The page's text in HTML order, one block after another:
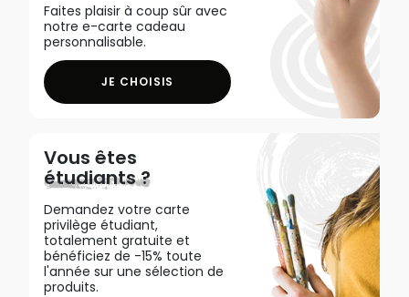
Faites plaisir à coup sûr avec
notre e-carte cadeau
personnalisable.
JE CHOISIS
Vous êtes
étudiants ?
Demandez votre carte
privilège étudiant,
totalement gratuite et
bénéficiez de -15% toute
l'année sur une sélection de
produits.